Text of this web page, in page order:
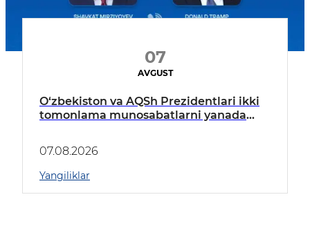
07
AVGUST
O‘zbekiston va AQSh Prezidentlari ikki
tomonlama munosabatlarni yanada
07.08.2026
Yangiliklar